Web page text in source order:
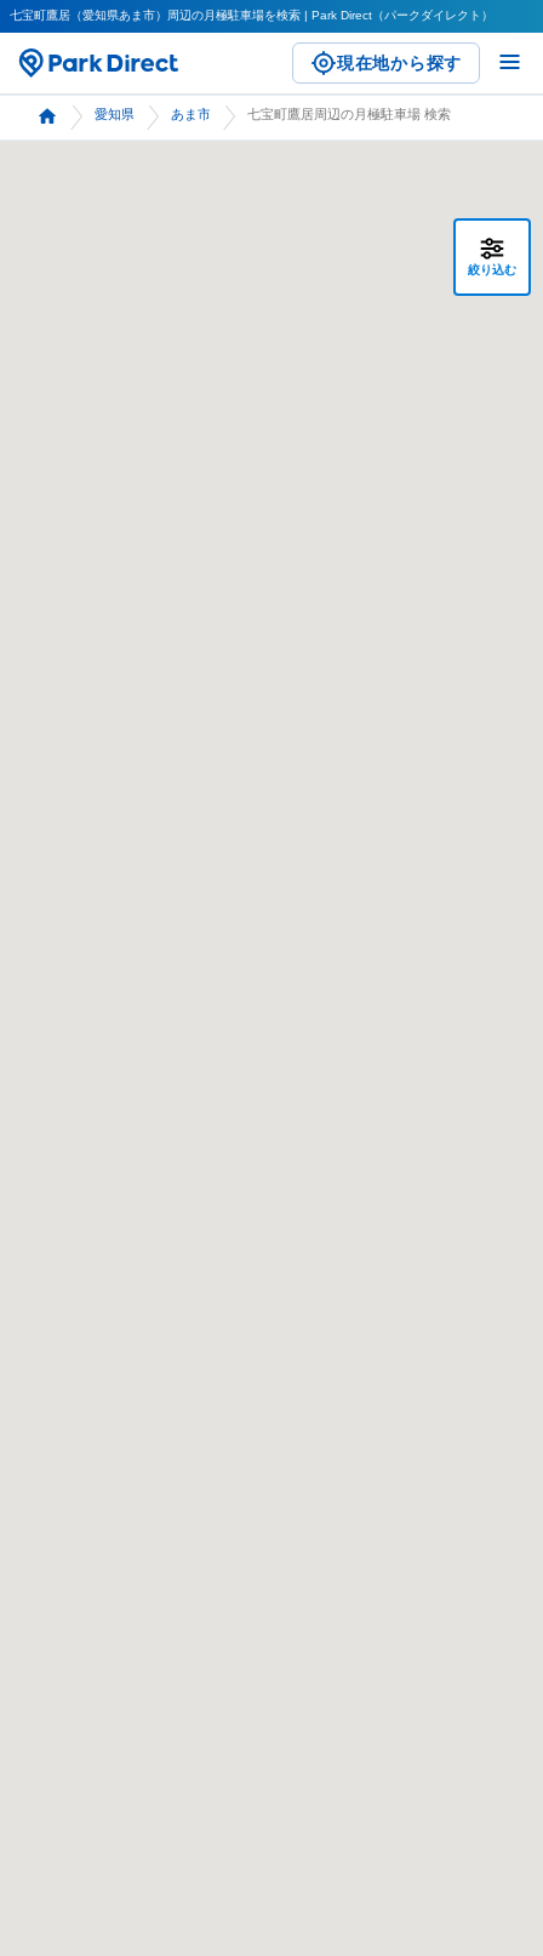
七宝町鷹居（愛知県あま市）周辺の月極駐車場を検索 | Park Direct（パークダイレクト）
現在地から探す
愛知県 あま市 七宝町鷹居周辺の月極駐車場 検索
絞り込む